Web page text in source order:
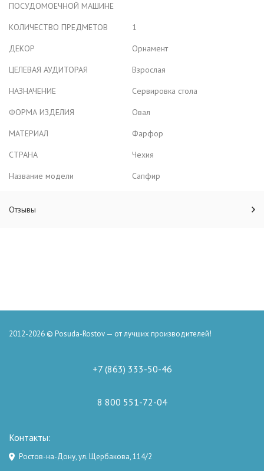
ПОСУДОМОЕЧНОЙ МАШИНЕ
КОЛИЧЕСТВО ПРЕДМЕТОВ
1
ДЕКОР
Орнамент
ЦЕЛЕВАЯ АУДИТОРАЯ
Взрослая
НАЗНАЧЕНИЕ
Сервировка стола
ФОРМА ИЗДЕЛИЯ
Овал
МАТЕРИАЛ
Фарфор
СТРАНА
Чехия
Название модели
Сапфир
Отзывы
2012-2026 © Posuda-Rostov — от лучших производителей!
+7 (863) 333-50-46
8 800 551-72-04
Контакты:
Ростов-на-Дону, ул. Щербакова, 114/2